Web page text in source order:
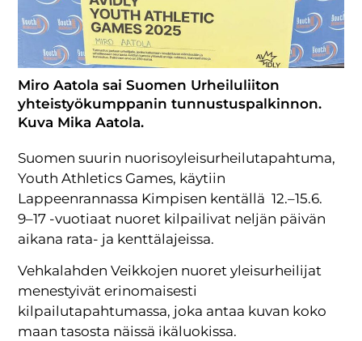
Miro Aatola sai Suomen Urheiluliiton
yhteistyökumppanin tunnustuspalkinnon.
Kuva Mika Aatola.
Suomen suurin nuorisoyleisurheilutapahtuma,
Youth Athletics Games, käytiin
Lappeenrannassa Kimpisen kentällä 12.–15.6.
9–17 -vuotiaat nuoret kilpailivat neljän päivän
aikana rata- ja kenttälajeissa.
Vehkalahden Veikkojen nuoret yleisurheilijat
menestyivät erinomaisesti
kilpailutapahtumassa, joka antaa kuvan koko
maan tasosta näissä ikäluokissa.